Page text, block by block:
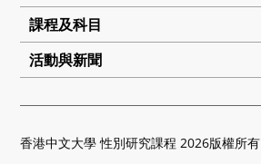
課程及科目
活動與新聞
香港中文大學 性別研究課程 2026版權所有